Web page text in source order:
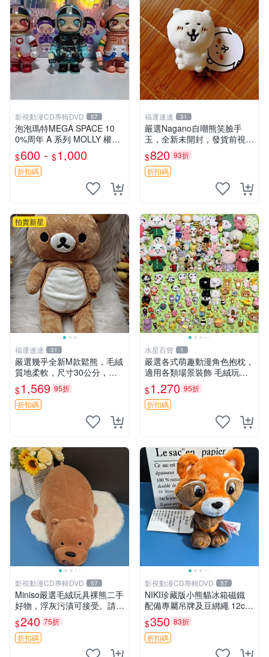
影視動漫CD專輯DVD 57
泡泡瑪特MEGA SPACE 10
0%周年 A 系列 MOLLY 權威
隱藏款 嚴選薄荷巧克力色 80
年代風味 權威推薦 合適收藏
$600 - $1,000
折扣碼
福運連連 31
嚴選Nagano自嘲熊笑臉手
玉，全新未開封，發貨前視頻
確認，海南 廣西 貴州 嚴選N
agano自嘲熊笑臉手玉，全新
未開封，發貨前視頻確認，四
$820 93折
折扣碼
拍賣新星
福運連連 31
嚴選幾乎全新M款鬆熊，毛絨
質地柔軟，尺寸30公分，做
工精緻可愛，適合收藏或贈送
親友。中古使用痕跡，手感依
然優良。 鬆熊 嬰熊 毛玩偶
$1,569 95折
折扣碼
水星百貨 1
嚴選各式萌趣動漫角色抱枕，
適用各類場景裝飾 毛絨玩
具、卡通抱枕、趣味玩偶
$1,270 95折
折扣碼
影視動漫CD專輯DVD 57
Miniso嚴選毛絨玩具裸熊二手
好物，浮灰污漬可接受。請詳
閱照片再下單，售出不退不
換。全新品相收藏推薦。 裸
熊 毛絨玩具 收藏
$240 75折
折扣碼
影視動漫CD專輯DVD 57
NIKI珍藏版小熊貓冰箱磁鐵
配備專屬吊牌及豆綁繩 12cm
廢品嚴選 好評推薦 小熊貓冰
箱貼 磁鐵掛件 冰箱飾品
$350 83折
折扣碼